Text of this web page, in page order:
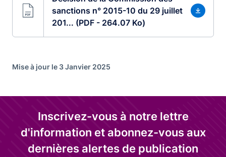
sanctions n° 2015-10 du 29 juillet
201... (PDF - 264.07 Ko)
Mise à jour le 3 Janvier 2025
Inscrivez-vous à notre lettre
d'information et abonnez-vous aux
dernières alertes de publication